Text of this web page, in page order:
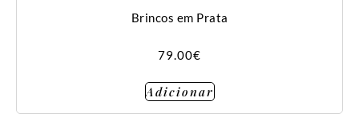
Brincos em Prata
79.00€
Adicionar